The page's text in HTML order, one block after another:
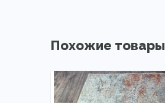
Похожие товары